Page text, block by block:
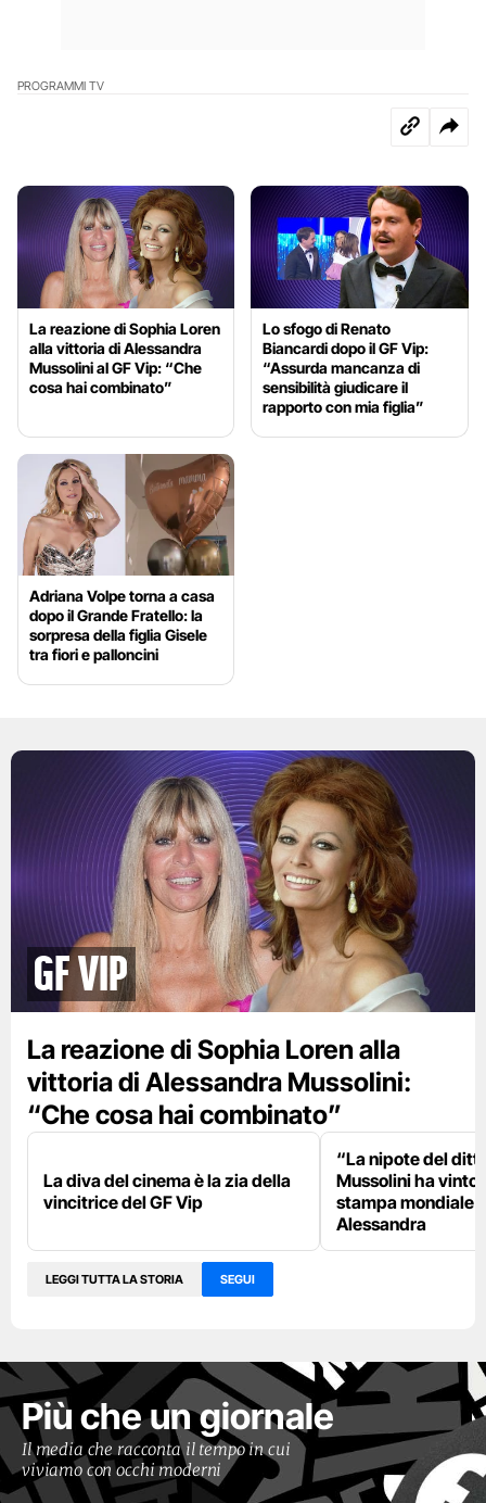
PROGRAMMI TV
La reazione di Sophia Loren
alla vittoria di Alessandra
Mussolini al GF Vip: “Che
cosa hai combinato”
Lo sfogo di Renato
Biancardi dopo il GF Vip:
“Assurda mancanza di
sensibilità giudicare il
rapporto con mia figlia”
Adriana Volpe torna a casa
dopo il Grande Fratello: la
sorpresa della figlia Gisele
tra fiori e palloncini
GF Vip
La reazione di Sophia Loren alla
vittoria di Alessandra Mussolini:
“Che cosa hai combinato”
La diva del cinema è la zia della
vincitrice del GF Vip
“La nipote del
Mussolini ha
stampa mondiale
Alessandra
LEGGI TUTTA LA STORIA SEGUI
Più che un giornale
Il media che racconta il tempo in cui
viviamo con occhi moderni